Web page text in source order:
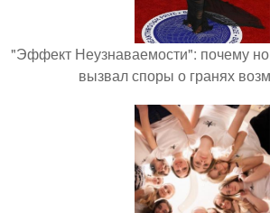
"Эффект Неузнаваемости": почему
вызвал споры о гранях